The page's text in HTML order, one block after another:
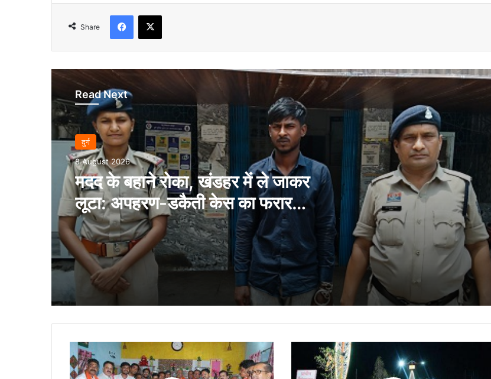
Share
Facebook
X
Read Next
दुर्ग
8 August 2026
मदद के बहाने रोका, खंडहर में ले जाकर
लूटा: अपहरण-डकैती केस का फरार
आरोपी गिरफ्तार..
उनके सपनों को नई उड़ान देंगी”- विधायक ललित
आवागमन कराया गया सुरक्षित
ऑपरेशन सिपाही रक्षा सूत्र–2026’ के तहत बीएसपी
विद्यालयों के विद्यार्थियों द्वारा निर्मित 2500 राखियाँ
सैनिकों के लिए संग्रहण समूह को ससम्मान समर्पित
दुर्ग में उमड़ा जनसैलाब, समर्थकों ने दी बधाई, पूर्व
गृहमंत्री ताम्रध्वज साहू के जन्मदिन पर हजारों
समर्थक पहुंचे
छत्तीसगढ़ में नई तकनीक व कौशल विकास का नया
अध्याय, 500 करोड़ रुपये से बदलेगी राज्य की
डिजिटल तस्वीर : भाजपा
छावनी जोन के तकनीकी कर्मचारियों के लिए ‘‘विद्युत
सुरक्षा कार्यशाला’’ का आयोजन…
दीक्षारंभ में शिक्षा मंत्री गजेन्द्र यादव ने नवप्रवेशी
“आज का युवा नौकरी माँगने वाला नहीं, नौकरी देने
वाला बने”- विधायक ललित चंद्राकर
घर-
घर
पहुंचे
चंद्राकर